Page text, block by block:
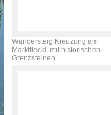
Wandersteig Kreuzung am
Marktfleckl, mit historischen
Grenzsteinen